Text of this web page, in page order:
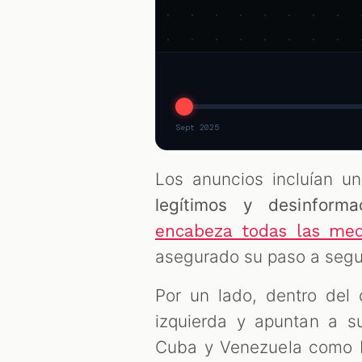
Sept 2025
Los anuncios incluían
legítimos y
encabeza todas las
asegurado su paso a
Por un lado, dentro del
izquierda y apuntan a
Cuba y Venezuela